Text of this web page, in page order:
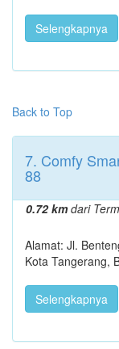
Selengkapnya
Back to Top
7. Comfy
88
0.72 kmdari
Alamat: Jl.
Kota Tangerang,
Selengkapnya